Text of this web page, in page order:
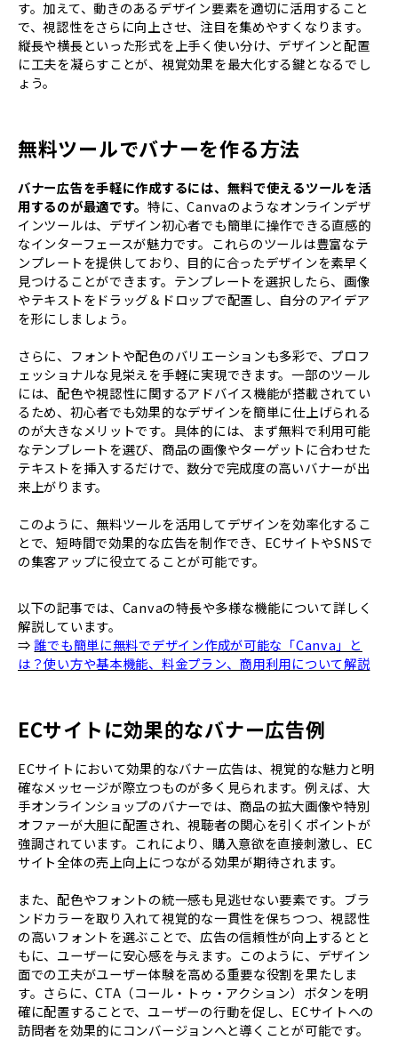
す。加えて、動きのあるデザイン要素を適切に活用すること
で、視認性をさらに向上させ、注目を集めやすくなります。
縦長や横長といった形式を上手く使い分け、デザインと配置
に工夫を凝らすことが、視覚効果を最大化する鍵となるでし
ょう。
無料ツールでバナーを作る方法
バナー広告を手軽に作成するには、無料で使えるツールを活
用するのが最適です。特に、Canvaのようなオンラインデザ
インツールは、デザイン初心者でも簡単に操作できる直感的
なインターフェースが魅力です。これらのツールは豊富なテ
ンプレートを提供しており、目的に合ったデザインを素早く
見つけることができます。テンプレートを選択したら、画像
やテキストをドラッグ＆ドロップで配置し、自分のアイデア
を形にしましょう。
さらに、フォントや配色のバリエーションも多彩で、プロフ
ェッショナルな見栄えを手軽に実現できます。一部のツール
には、配色や視認性に関するアドバイス機能が搭載されてい
るため、初心者でも効果的なデザインを簡単に仕上げられる
のが大きなメリットです。具体的には、まず無料で利用可能
なテンプレートを選び、商品の画像やターゲットに合わせた
テキストを挿入するだけで、数分で完成度の高いバナーが出
来上がります。
このように、無料ツールを活用してデザインを効率化するこ
とで、短時間で効果的な広告を制作でき、ECサイトやSNSで
の集客アップに役立てることが可能です。
以下の記事では、Canvaの特長や多様な機能について詳しく
解説しています。
⇒誰でも簡単に無料でデザイン作成が可能な「Canva」と
は？使い方や基本機能、料金プラン、商用利用について解説
ECサイトに効果的なバナー広告例
ECサイトにおいて効果的なバナー広告は、視覚的な魅力と明
確なメッセージが際立つものが多く見られます。例えば、大
手オンラインショップのバナーでは、商品の拡大画像や特別
オファーが大胆に配置され、視聴者の関心を引くポイントが
強調されています。これにより、購入意欲を直接刺激し、EC
サイト全体の売上向上につながる効果が期待されます。
また、配色やフォントの統一感も見逃せない要素です。ブラ
ンドカラーを取り入れて視覚的な一貫性を保ちつつ、視認性
の高いフォントを選ぶことで、広告の信頼性が向上するとと
もに、ユーザーに安心感を与えます。このように、デザイン
面での工夫がユーザー体験を高める重要な役割を果たしま
す。さらに、CTA（コール・トゥ・アクション）ボタンを明
確に配置することで、ユーザーの行動を促し、ECサイトへの
訪問者を効果的にコンバージョンへと導くことが可能です。